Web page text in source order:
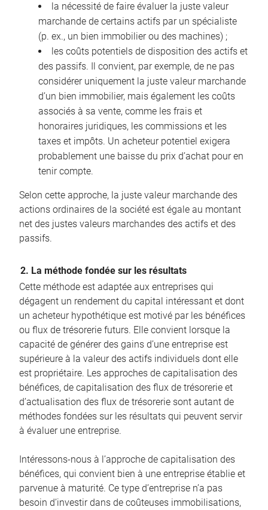
la nécessité de faire évaluer la juste valeur
marchande de certains actifs par un spécialiste
(p. ex., un bien immobilier ou des machines) ;
les coûts potentiels de disposition des actifs et
des passifs. Il convient, par exemple, de ne pas
considérer uniquement la juste valeur marchande
d’un bien immobilier, mais également les coûts
associés à sa vente, comme les frais et
honoraires juridiques, les commissions et les
taxes et impôts. Un acheteur potentiel exigera
probablement une baisse du prix d’achat pour en
tenir compte.
Selon cette approche, la juste valeur marchande des
actions ordinaires de la société est égale au montant
net des justes valeurs marchandes des actifs et des
passifs.
2. La méthode fondée sur les résultats
Cette méthode est adaptée aux entreprises qui
dégagent un rendement du capital intéressant et dont
un acheteur hypothétique est motivé par les bénéfices
ou flux de trésorerie futurs. Elle convient lorsque la
capacité de générer des gains d’une entreprise est
supérieure à la valeur des actifs individuels dont elle
est propriétaire. Les approches de capitalisation des
bénéfices, de capitalisation des flux de trésorerie et
d’actualisation des flux de trésorerie sont autant de
méthodes fondées sur les résultats qui peuvent servir
à évaluer une entreprise.
Intéressons-nous à l’approche de capitalisation des
bénéfices, qui convient bien à une entreprise établie et
parvenue à maturité. Ce type d’entreprise n’a pas
besoin d’investir dans de coûteuses immobilisations,